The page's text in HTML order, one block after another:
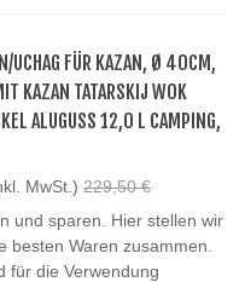
UCHAG FÜR KAZAN, Ø 40CM,
KAZAN TATARSKIJ WOK
ALUGUSS 12,0 L CAMPING,
MwSt.) 229,50 €
und sparen. Hier stellen wir
besten Waren zusammen.
für die Verwendung